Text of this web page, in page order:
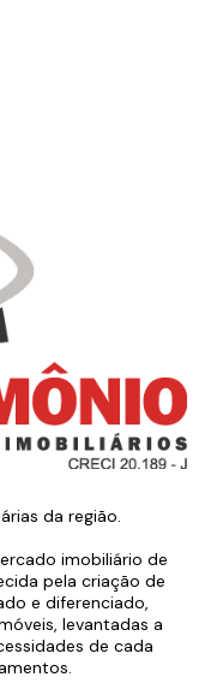
da região.
imobiliário de
pela criação de
e diferenciado,
levantadas a
de cada